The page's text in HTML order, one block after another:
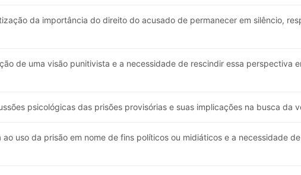
da importância do direito do acusado de permanecer em silêncio,
de uma visão punitivista e a necessidade de rescindir essa perspectiva
psicológicas das prisões provisórias e suas implicações na busca da
ao uso da prisão em nome de fins políticos ou midiáticos e a necessidade